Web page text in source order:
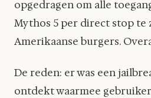
opgedragen om alle
Mythos 5 per direct stop
Amerikaanse burgers.
De reden: er was een
ontdekt waarmee